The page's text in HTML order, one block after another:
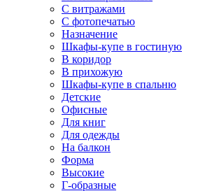
С витражами
С фотопечатью
Назначение
Шкафы-купе в гостиную
В коридор
В прихожую
Шкафы-купе в спальню
Детские
Офисные
Для книг
Для одежды
На балкон
Форма
Высокие
Г-образные